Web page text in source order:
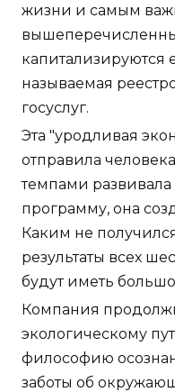
жизни и самым
капитализируются
называемая
госуслуг.
Эта "уродливая
отправила
темпами
программу, она
Каким не
результаты всех
будут иметь
Компания
экологическому
философию
заботы об